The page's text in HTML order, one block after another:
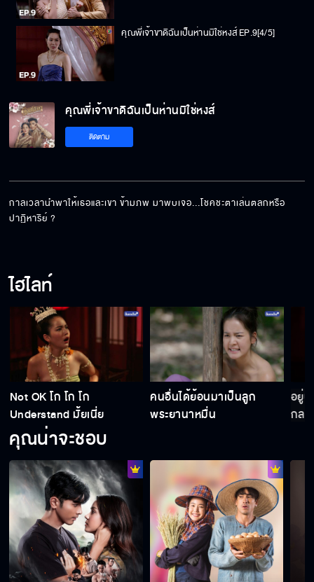
คุณพี่เจ้าขาดิฉันเป็นห่านมิใช่หงส์ EP.9[4/5]
คุณพี่เจ้าขาดิฉันเป็นห่านมิใช่หงส์
ติดตาม
กาลเวลานำพาให้เธอและเขา ข้ามภพ มาพบเจอ...โชคชะตาเล่นตลกหรือ
ปาฏิหาริย์ ?
ไฮไลท์
Not OK โก โก โก
Understand มั้ยเนี่ย
คนอื่นได้ย้อนมาเป็นลูก
พระยานาหมื่น
อยู่นู่
กลา
คุณน่าจะชอบ